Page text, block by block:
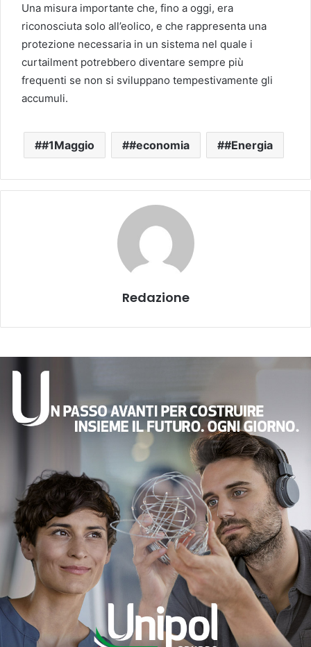
Una misura importante che, fino a oggi, era
riconosciuta solo all’eolico, e che rappresenta una
protezione necessaria in un sistema nel quale i
curtailment potrebbero diventare sempre più
frequenti se non si sviluppano tempestivamente gli
accumuli.
#1Maggio #economia #Energia
Redazione